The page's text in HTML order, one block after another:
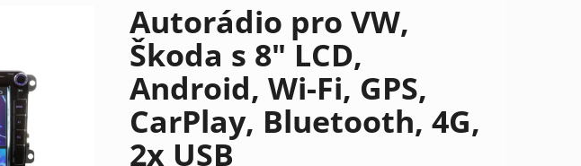
Autorádio pro VW,
Škoda s 8" LCD,
Android, Wi-Fi, GPS,
CarPlay, Bluetooth, 4G,
2x USB